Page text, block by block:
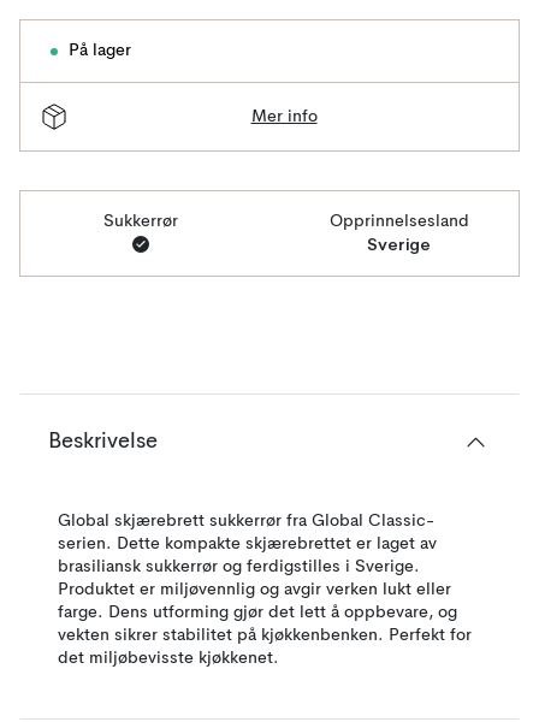
På lager
Mer info
Sukkerrør Opprinnelsesland
Sverige
Beskrivelse
Global skjærebrett sukkerrør fra Global Classic-
serien. Dette kompakte skjærebrettet er laget av
brasiliansk sukkerrør og ferdigstilles i Sverige.
Produktet er miljøvennlig og avgir verken lukt eller
farge. Dens utforming gjør det lett å oppbevare, og
vekten sikrer stabilitet på kjøkkenbenken. Perfekt for
det miljøbevisste kjøkkenet.